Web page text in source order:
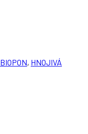
BIOPON, HNOJIVÁ